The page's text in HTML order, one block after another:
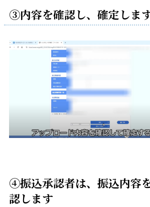
③内容を確認し、確定しま
④振込承認者は、振込内容
認します